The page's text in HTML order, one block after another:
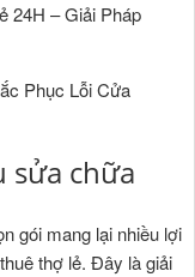
24H – Giải Pháp
Phục Lỗi Cửa
sửa chữa
gói mang lại nhiều lợi
thợ lẻ. Đây là giải